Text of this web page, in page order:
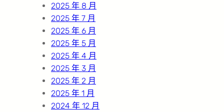
2025 年 8 月
2025 年 7 月
2025 年 6 月
2025 年 5 月
2025 年 4 月
2025 年 3 月
2025 年 2 月
2025 年 1 月
2024 年 12 月